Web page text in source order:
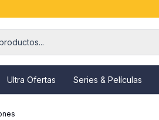
Ultra Ofertas Series & Películas